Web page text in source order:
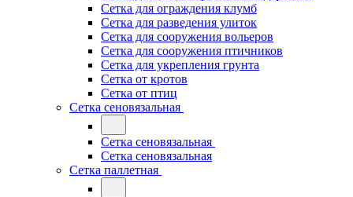
Сетка для ограждения клумб
Сетка для разведения улиток
Сетка для сооружения вольеров
Сетка для сооружения птичников
Сетка для укрепления грунта
Сетка от кротов
Сетка от птиц
Сетка сеновязальная
Сетка сеновязальная
Сетка сеновязальная
Сетка паллетная